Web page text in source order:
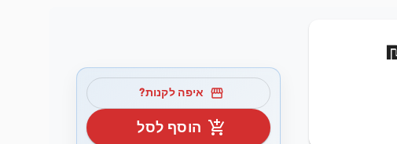
storefront איפה לקנות?
add_shopping_cart הוסף לסל